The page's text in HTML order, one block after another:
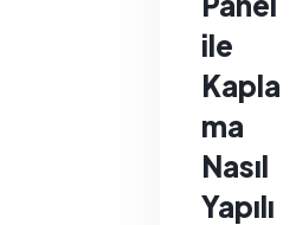
ile
Kapla
ma
Nasıl
Yapılı